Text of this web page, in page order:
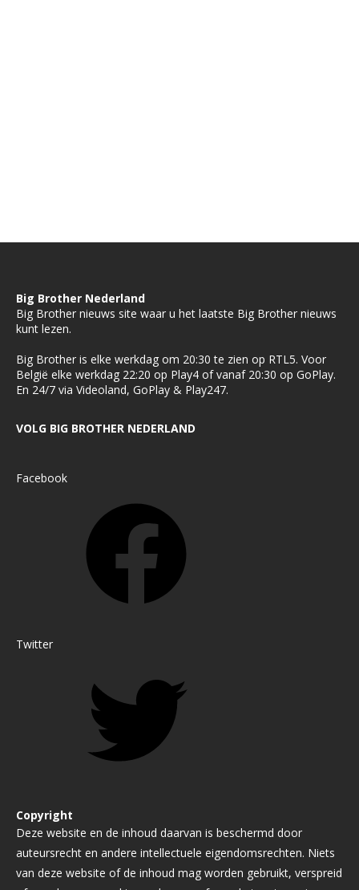
Big Brother Nederland
Big Brother nieuws site waar u het laatste Big Brother nieuws
kunt lezen.
Big Brother is elke werkdag om 20:30 te zien op RTL5. Voor
België elke werkdag 22:20 op Play4 of vanaf 20:30 op GoPlay.
En 24/7 via Videoland, GoPlay & Play247.
VOLG BIG BROTHER NEDERLAND
Facebook
Twitter
Copyright
Deze website en de inhoud daarvan is beschermd door
auteursrecht en andere intellectuele eigendomsrechten. Niets
van deze website of de inhoud mag worden gebruikt, verspreid